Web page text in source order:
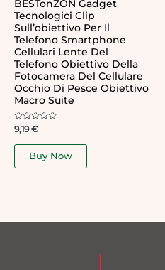
BESTonZON Gadget
Tecnologici Clip
Sull’obiettivo Per Il
Telefono Smartphone
Cellulari Lente Del
Telefono Obiettivo Della
Fotocamera Del Cellulare
Occhio Di Pesce Obiettivo
Macro Suite
Rated
out
9,19€
Buy Now